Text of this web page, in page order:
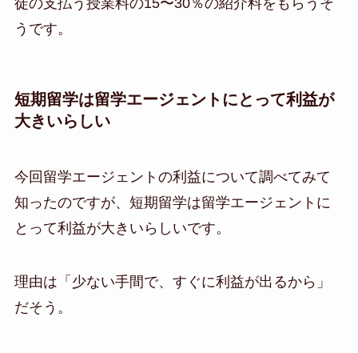
徒の支払う授業料の15〜30％の紹介料をもらうそ
うです。
短期留学は留学エージェントにとって利益が
大きいらしい
今回留学エージェントの利益について調べてみて
知ったのですが、短期留学は留学エージェントに
とって利益が大きいらしいです。
理由は「少ない手間で、すぐに利益が出るから」
だそう。